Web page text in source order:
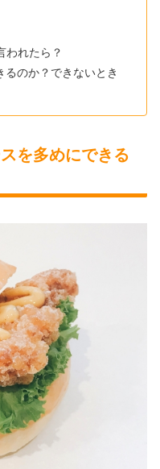
われたら？
るのか？できないとき
を多めにできる